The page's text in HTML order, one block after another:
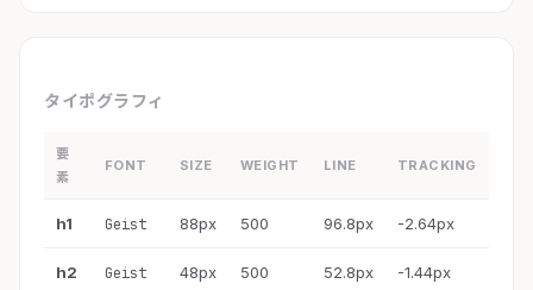
タイポグラフィ
要
素
FONT SIZE WEIGHT LINE TRACKING
h1 Geist 88px 500 96.8px -2.64px
h2 Geist 48px 500 52.8px -1.44px